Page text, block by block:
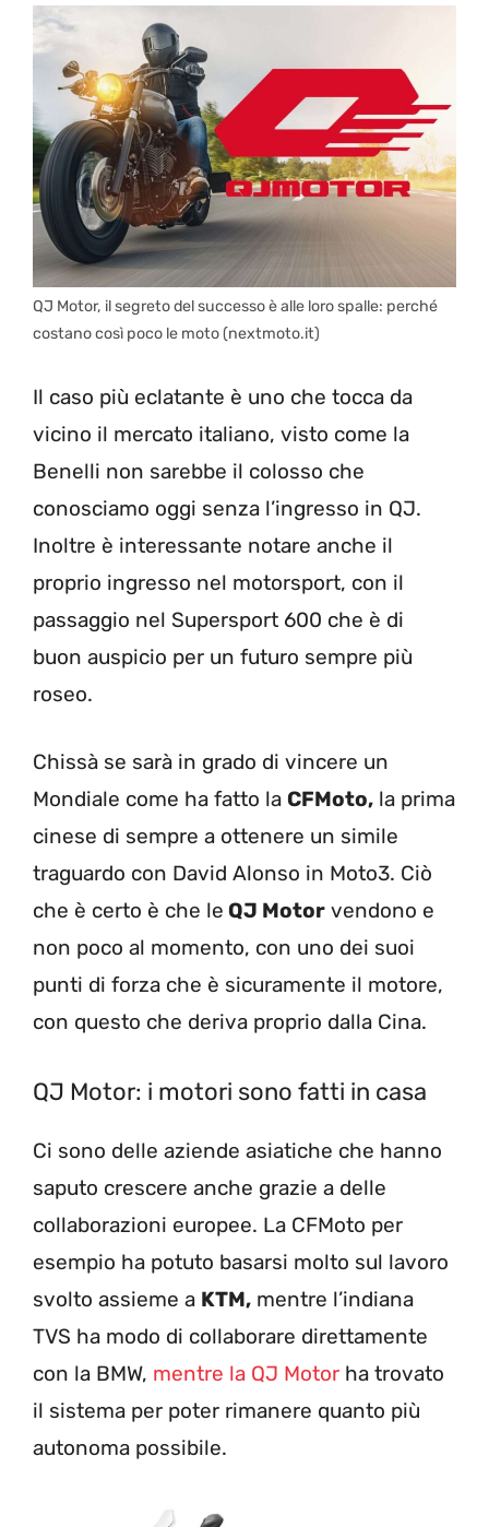
QJ Motor, il segreto del successo è alle loro spalle: perché
costano così poco le moto (nextmoto.it)
Il caso più eclatante è uno che tocca da
vicino il mercato italiano, visto come la
Benelli non sarebbe il colosso che
conosciamo oggi senza l’ingresso in QJ.
Inoltre è interessante notare anche il
proprio ingresso nel motorsport, con il
passaggio nel Supersport 600 che è di
buon auspicio per un futuro sempre più
roseo.
Chissà se sarà in grado di vincere un
Mondiale come ha fatto la CFMoto, la prima
cinese di sempre a ottenere un simile
traguardo con David Alonso in Moto3. Ciò
che è certo è che le QJ Motor vendono e
non poco al momento, con uno dei suoi
punti di forza che è sicuramente il motore,
con questo che deriva proprio dalla Cina.
QJ Motor: i motori sono fatti in casa
Ci sono delle aziende asiatiche che hanno
saputo crescere anche grazie a delle
collaborazioni europee. La CFMoto per
esempio ha potuto basarsi molto sul lavoro
svolto assieme a KTM, mentre l’indiana
TVS ha modo di collaborare direttamente
con la BMW, mentre la QJ Motor ha trovato
il sistema per poter rimanere quanto più
autonoma possibile.